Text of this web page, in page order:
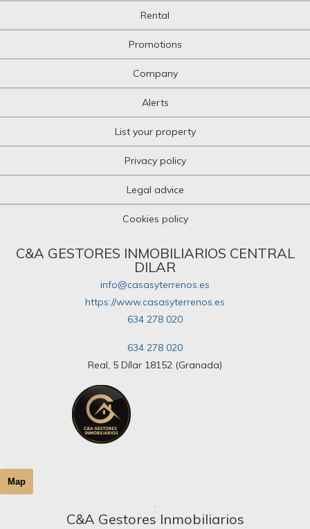
Rental
Promotions
Company
Alerts
List your property
Privacy policy
Legal advice
Cookies policy
C&A GESTORES INMOBILIARIOS CENTRAL
DILAR
info@casasyterrenos.es
https://www.casasyterrenos.es
634 278 020
634 278 020
Real, 5 Dílar 18152 (Granada)
Map
C&A Gestores Inmobiliarios